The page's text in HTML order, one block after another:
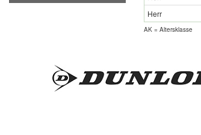
Herr
AK = Altersklasse